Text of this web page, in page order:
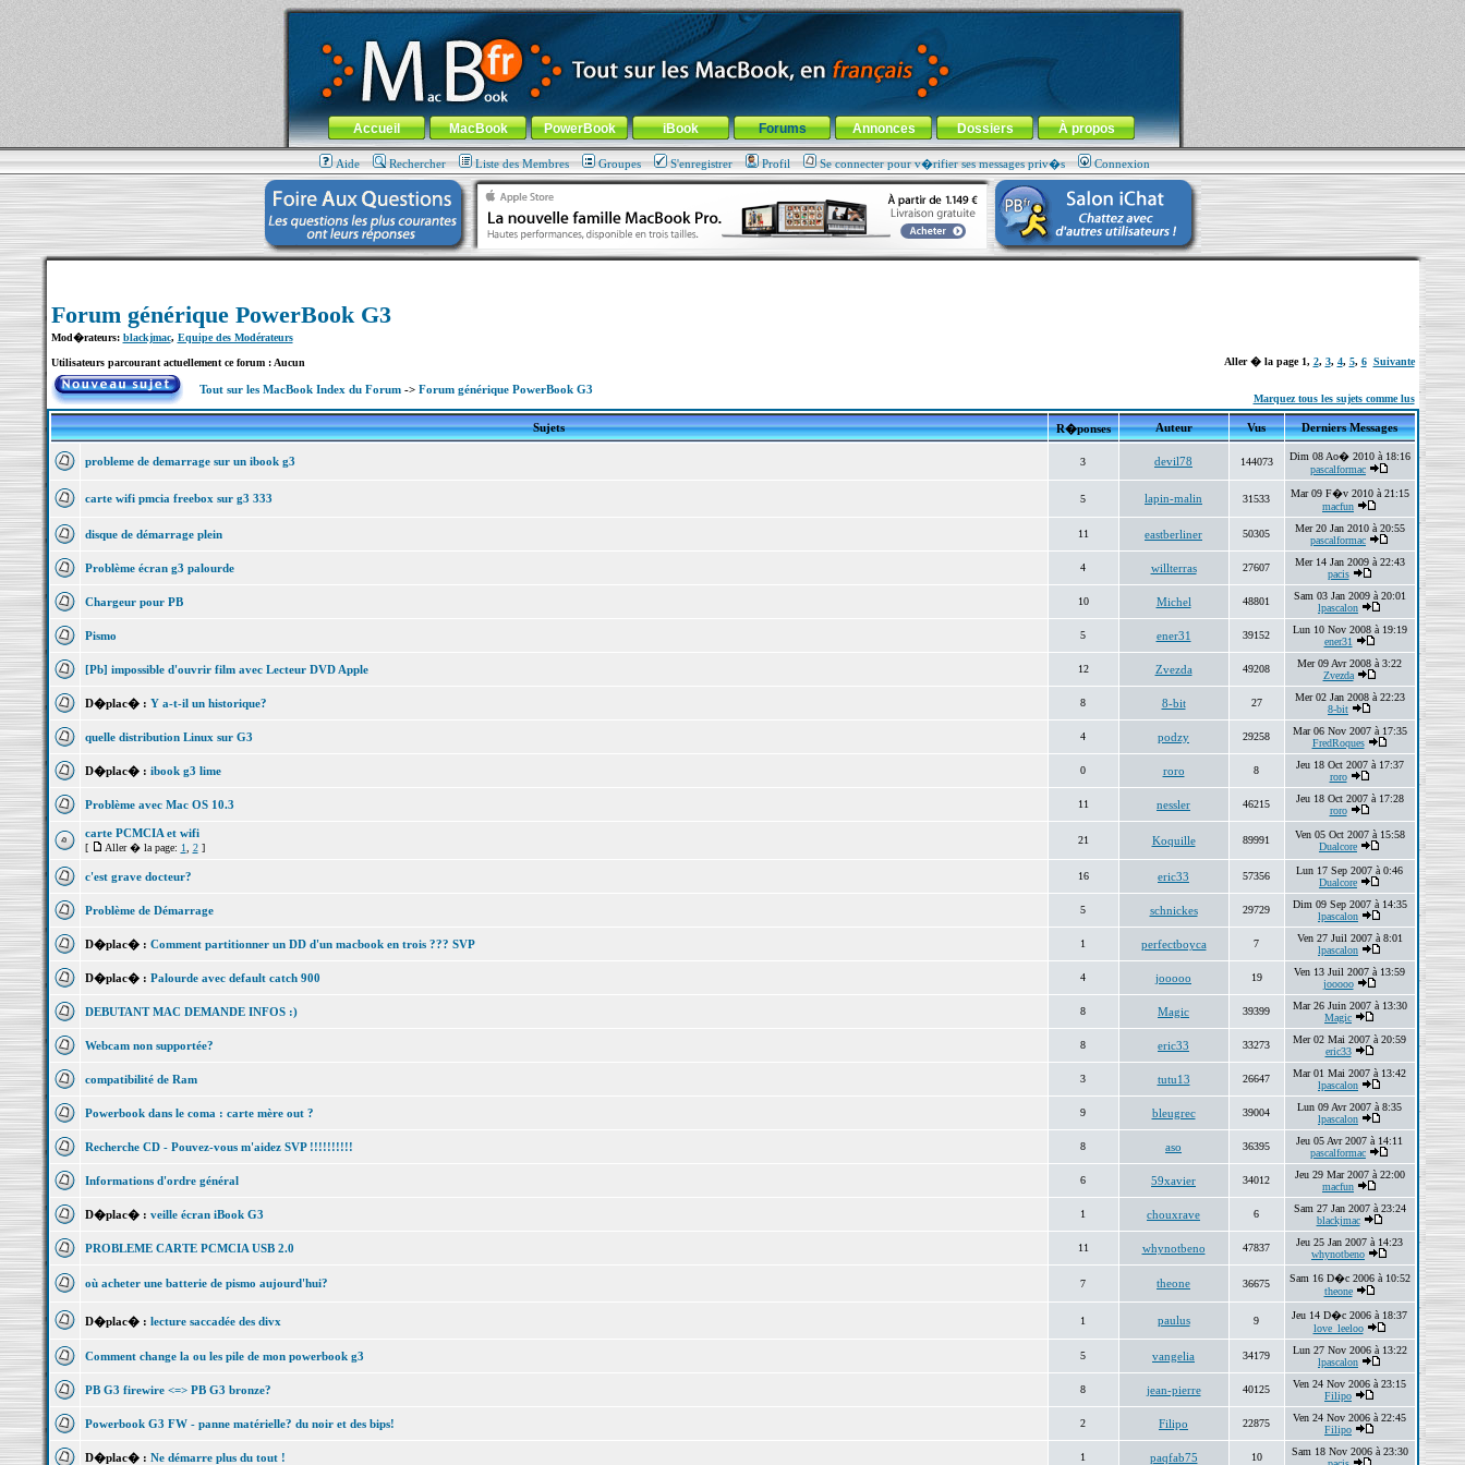
MacBook-fr.com : 100% Apple... 100% nomade !
Aller au contenu-Aller au menu général-Aller au menu de la rubrique
Menu général
Accueil MacBook PowerBook iBook Forums Annonces Dossiers À propos
Aide Rechercher Liste des Membres Groupes S'enregistrer Profil Se connecter pour v�rifier ses messages priv�s Connexion
Forum générique PowerBook G3
Mod�rateurs: blackjmac, Equipe des Modérateurs
Utilisateurs parcourant actuellement ce forum : Aucun Aller � la page 1, 2, 3, 4, 5, 6 Suivante
Tout sur les MacBook Index du Forum-> Forum générique PowerBook G3
Marquez tous les sujets comme lus
Sujets R�ponses Auteur Vus Derniers Messages
probleme de demarrage sur un ibook g3 3 devil78 144073
Dim 08 Ao� 2010 à 18:16
pascalformac
carte wifi pmcia freebox sur g3 333 5 lapin-malin 31533
Mar 09 F�v 2010 à 21:15
macfun
disque de démarrage plein 11 eastberliner 50305
Mer 20 Jan 2010 à 20:55
pascalformac
Problème écran g3 palourde 4 willterras 27607
Mer 14 Jan 2009 à 22:43
pacis
Chargeur pour PB 10 Michel 48801
Sam 03 Jan 2009 à 20:01
lpascalon
Pismo 5 ener31 39152
Lun 10 Nov 2008 à 19:19
ener31
[Pb] impossible d'ouvrir film avec Lecteur DVD Apple 12 Zvezda 49208
Mer 09 Avr 2008 à 3:22
Zvezda
D�plac� : Y a-t-il un historique? 8 8-bit 27
Mer 02 Jan 2008 à 22:23
8-bit
quelle distribution Linux sur G3 4 podzy 29258
Mar 06 Nov 2007 à 17:35
FredRoques
D�plac� : ibook g3 lime 0 roro 8
Jeu 18 Oct 2007 à 17:37
roro
Problème avec Mac OS 10.3 11 nessler 46215
Jeu 18 Oct 2007 à 17:28
roro
carte PCMCIA et wifi
[ Aller � la page: 1 2]
21 Koquille 89991
Ven 05 Oct 2007 à 15:58
Dualcore
c'est grave docteur? 16 eric33 57356
Lun 17 Sep 2007 à 0:46
Dualcore
Problème de Démarrage 5 schnickes 29729
Dim 09 Sep 2007 à 14:35
lpascalon
D�plac� : Comment partitionner un DD d'un macbook en trois ??? SVP 1 perfectboyca 7
Ven 27 Juil 2007 à 8:01
lpascalon
D�plac� : Palourde avec default catch 900 4 jooooo 19
Ven 13 Juil 2007 à 13:59
jooooo
DEBUTANT MAC DEMANDE INFOS :) 8 Magic 39399
Mar 26 Juin 2007 à 13:30
Magic
Webcam non supportée? 8 eric33 33273
Mer 02 Mai 2007 à 20:59
eric33
compatibilité de Ram 3 tutu13 26647
Mar 01 Mai 2007 à 13:42
lpascalon
Powerbook dans le coma : carte mère out ? 9 bleugrec 39004
Lun 09 Avr 2007 à 8:35
lpascalon
Recherche CD - Pouvez-vous m'aidez SVP !!!!!!!!!! 8 aso 36395
Jeu 05 Avr 2007 à 14:11
pascalformac
Informations d'ordre général 6 59xavier 34012
Jeu 29 Mar 2007 à 22:00
macfun
D�plac� : veille écran iBook G3 1 chouxrave 6
Sam 27 Jan 2007 à 23:24
blackjmac
PROBLEME CARTE PCMCIA USB 2.0 11 whynotbeno 47837
Jeu 25 Jan 2007 à 14:23
whynotbeno
où acheter une batterie de pismo aujourd'hui? 7 theone 36675
Sam 16 D�c 2006 à 10:52
theone
D�plac� : lecture saccadée des divx 1 paulus 9
Jeu 14 D�c 2006 à 18:37
love_leeloo
Comment change la ou les pile de mon powerbook g3 5 vangelia 34179
Lun 27 Nov 2006 à 13:22
lpascalon
PB G3 firewire <=> PB G3 bronze? 8 jean-pierre 40125
Ven 24 Nov 2006 à 23:15
Filipo
Powerbook G3 FW - panne matérielle? du noir et des bips! 2 Filipo 22875
Ven 24 Nov 2006 à 22:45
Filipo
D�plac� : Ne démarre plus du tout ! 1 paqfab75 10
Sam 18 Nov 2006 à 23:30